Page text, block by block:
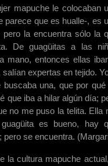
mapuche le colocaban
parece que es hualle-, es
la encuentra sólo la
De guagüitas a las
mano, entonces ellas
expertas en tejido.
una, que por qué
que iba a hilar algún día;
no me puso la telita. Ella
es bueno, hay
se encuentra.
la cultura mapuche